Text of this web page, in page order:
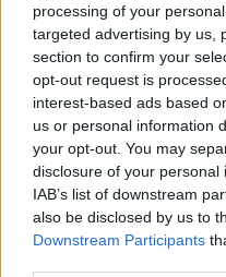
processing of your
targeted advertising by us,
section to confirm your
opt-out request is
interest-based ads based
us or personal information
your opt-out. You may
disclosure of your
IAB’s list of downstream
also be disclosed by us to
Downstream Participants
Mundial
Verde
partido
22 junio, 2026
Pubblicato in:
22 junio, 2026